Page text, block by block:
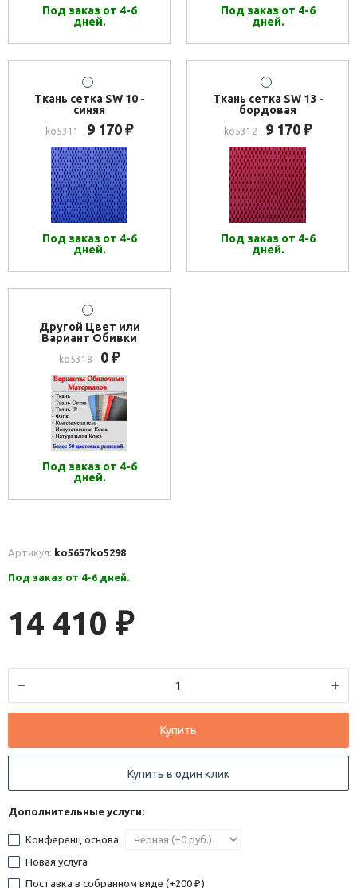
Под заказ от 4-6
дней.
Под заказ от 4-6
дней.
Ткань сетка SW 10 -
синяя
ko5311 9 170 ₽
Под заказ от 4-6
дней.
Ткань сетка SW 13 -
бордовая
ko5312 9 170 ₽
Под заказ от 4-6
дней.
Другой Цвет или
Вариант Обивки
ko5318 0 ₽
Под заказ от 4-6
дней.
Артикул: ko5657 ko5298
Под заказ от 4-6 дней.
14 410 ₽
Купить
Купить в один клик
Дополнительные услуги:
Конференц основа
Новая услуга
Поставка в собранном виде (+200 ₽ )